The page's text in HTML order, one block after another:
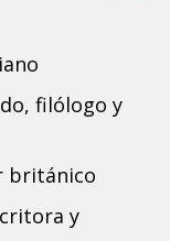
filólogo y
británico
y